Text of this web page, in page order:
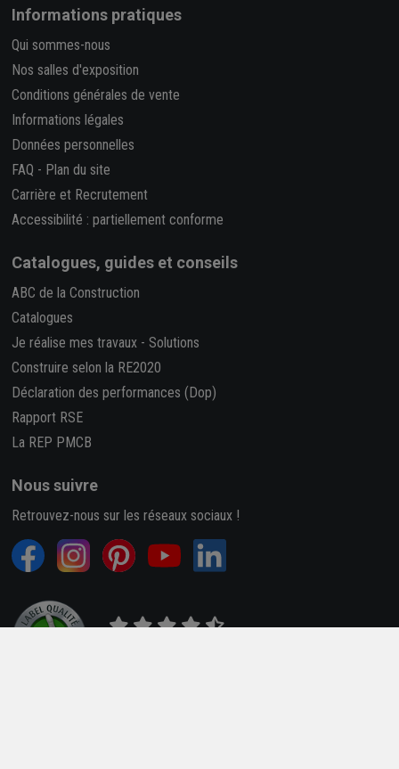
Informations pratiques
Qui sommes-nous
Nos salles d'exposition
Conditions générales de vente
Informations légales
Données personnelles
FAQ - Plan du site
Carrière et Recrutement
Accessibilité : partiellement conforme
Catalogues, guides et conseils
ABC de la Construction
Catalogues
Je réalise mes travaux - Solutions
Construire selon la RE2020
Déclaration des performances (Dop)
Rapport RSE
La REP PMCB
Nous suivre
Retrouvez-nous sur les réseaux sociaux !